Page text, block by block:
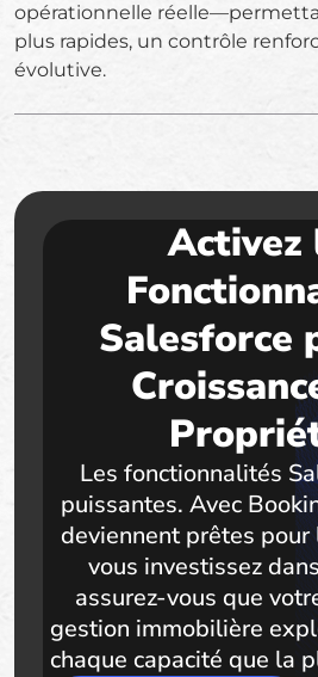
opérationnelle
plus rapides, un contrôle
évolutive.
Activez
Salesforce
Les fonctionnalités
puissantes. Avec
deviennent prêtes
vous investissez
assurez-vous que
gestion immobilière
chaque capacité que la